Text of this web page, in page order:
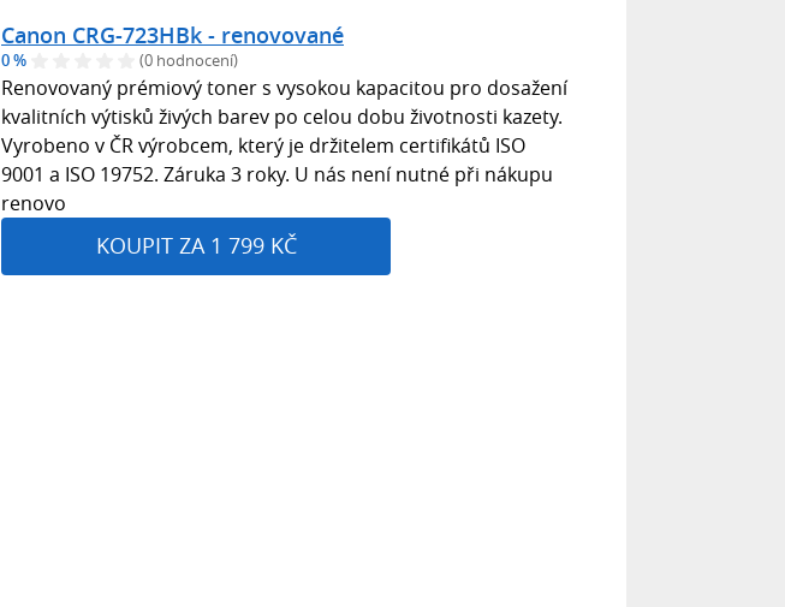
Canon CRG-723HBk - renovované
0 % (0 hodnocení)
Renovovaný prémiový toner s vysokou kapacitou pro dosažení
kvalitních výtisků živých barev po celou dobu životnosti kazety.
Vyrobeno v ČR výrobcem, který je držitelem certifikátů ISO
9001 a ISO 19752. Záruka 3 roky. U nás není nutné při nákupu
renovo
KOUPIT ZA 1 799 KČ